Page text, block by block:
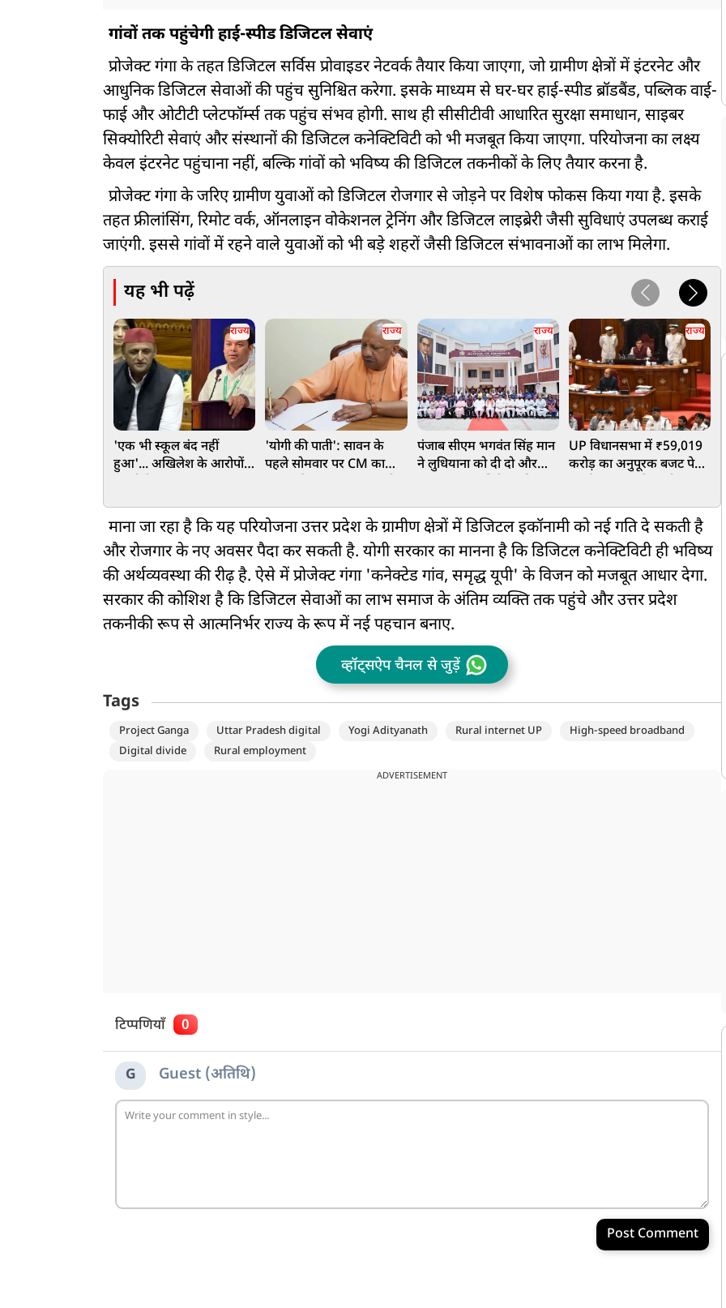
गांवों तक पहुंचेगी हाई-स्पीड डिजिटल सेवाएं
प्रोजेक्ट गंगा के तहत डिजिटल सर्विस प्रोवाइडर नेटवर्क तैयार किया जाएगा, जो ग्रामीण क्षेत्रों में इंटरनेट और
आधुनिक डिजिटल सेवाओं की पहुंच सुनिश्चित करेगा. इसके माध्यम से घर-घर हाई-स्पीड ब्रॉडबैंड, पब्लिक वाई-
फाई और ओटीटी प्लेटफॉर्म्स तक पहुंच संभव होगी. साथ ही सीसीटीवी आधारित सुरक्षा समाधान, साइबर
सिक्योरिटी सेवाएं और संस्थानों की डिजिटल कनेक्टिविटी को भी मजबूत किया जाएगा. परियोजना का लक्ष्य
केवल इंटरनेट पहुंचाना नहीं, बल्कि गांवों को भविष्य की डिजिटल तकनीकों के लिए तैयार करना है.
प्रोजेक्ट गंगा के जरिए ग्रामीण युवाओं को डिजिटल रोजगार से जोड़ने पर विशेष फोकस किया गया है. इसके
तहत फ्रीलांसिंग, रिमोट वर्क, ऑनलाइन वोकेशनल ट्रेनिंग और डिजिटल लाइब्रेरी जैसी सुविधाएं उपलब्ध कराई
जाएंगी. इससे गांवों में रहने वाले युवाओं को भी बड़े शहरों जैसी डिजिटल संभावनाओं का लाभ मिलेगा.
यह भी पढ़ें
राज्य
'एक भी स्कूल बंद नहीं
हुआ'... अखिलेश के आरोपों
दिया जवाब
राज्य
'योगी की पाती': सावन के
पहले सोमवार पर CM का
संरक्षण का जनअभियान
राज्य
पंजाब सीएम भगवंत सिंह मान
ने लुधियाना को दी दो और
मॉडर्न फैसिलिटी से लैस
राज्य
UP विधानसभा में ₹59,019
करोड़ का अनुपूरक बजट पेश,
माना जा रहा है कि यह परियोजना उत्तर प्रदेश के ग्रामीण क्षेत्रों में डिजिटल इकॉनामी को नई गति दे सकती है
और रोजगार के नए अवसर पैदा कर सकती है. योगी सरकार का मानना है कि डिजिटल कनेक्टिविटी ही भविष्य
की अर्थव्यवस्था की रीढ़ है. ऐसे में प्रोजेक्ट गंगा 'कनेक्टेड गांव, समृद्ध यूपी' के विजन को मजबूत आधार देगा.
सरकार की कोशिश है कि डिजिटल सेवाओं का लाभ समाज के अंतिम व्यक्ति तक पहुंचे और उत्तर प्रदेश
तकनीकी रूप से आत्मनिर्भर राज्य के रूप में नई पहचान बनाए.
व्हॉट्सऐप चैनल से जुड़ें
Tags
Project Ganga Uttar Pradesh digital Yogi Adityanath Rural internet UP
High-speed broadband
Digital divide
Rural employment
ADVERTISEMENT
टिप्पणियाँ 0
G Guest (अतिथि)
Post Comment